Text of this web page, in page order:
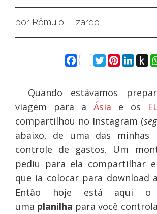
por Rômulo Elizardo
Facebook
Twitter
Quando estávamos
viagem para a Ásia e os
compartilhou no Instagram (
abaixo, de uma das minhas
controle de gastos. Um
pediu para ela compartilhar
que ia colocar para download
Então hoje está aqui o
uma planilha para você